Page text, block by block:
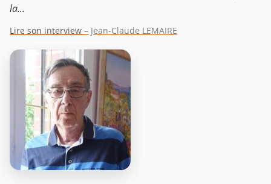
la...
Lire son interview – Jean-Claude LEMAIRE